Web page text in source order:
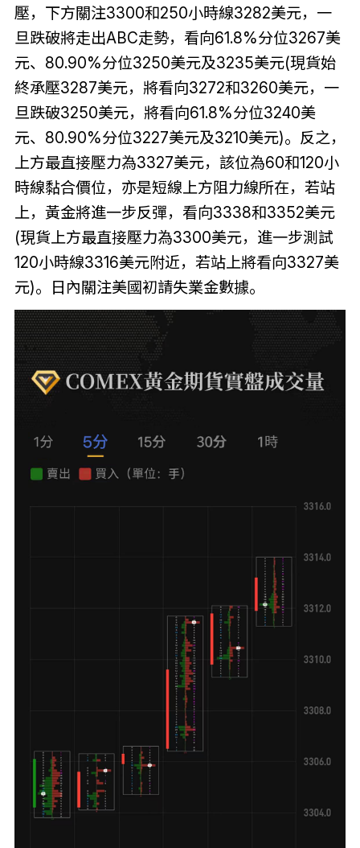
壓，下方關注3300和250小時線3282美元，一
旦跌破將走出ABC走勢，看向61.8%分位3267美
元、80.90%分位3250美元及3235美元(現貨始
終承壓3287美元，將看向3272和3260美元，一
旦跌破3250美元，將看向61.8%分位3240美
元、80.90%分位3227美元及3210美元)。反之，
上方最直接壓力為3327美元，該位為60和120小
時線黏合價位，亦是短線上方阻力線所在，若站
上，黃金將進一步反彈，看向3338和3352美元
(現貨上方最直接壓力為3300美元，進一步測試
120小時線3316美元附近，若站上將看向3327美
元)。日內關注美國初請失業金數據。